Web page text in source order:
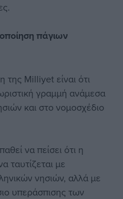
πάγιων
Milliyet είναι ότι
γραμμή ανάμεσα
και στο νομοσχέδιο
να πείσει ότι η
ταυτίζεται με
νησιών, αλλά με
υπεράσπισης των